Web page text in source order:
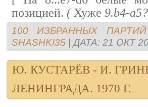
позицией. (Хуже 9.b4-a5?
100 ИЗБРАННЫХ ПАРТИЙ
SHASHKI35 |ДАТА: 21 ОКТ
Ю. КУСТАРЁВ - И.
ЛЕНИНГРАДА. 1970 Г.